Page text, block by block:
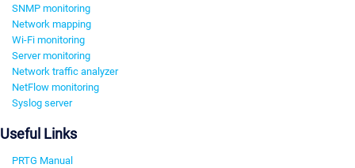
SNMP monitoring
Network mapping
Wi-Fi monitoring
Server monitoring
Network traffic analyzer
NetFlow monitoring
Syslog server
Useful Links
PRTG Manual